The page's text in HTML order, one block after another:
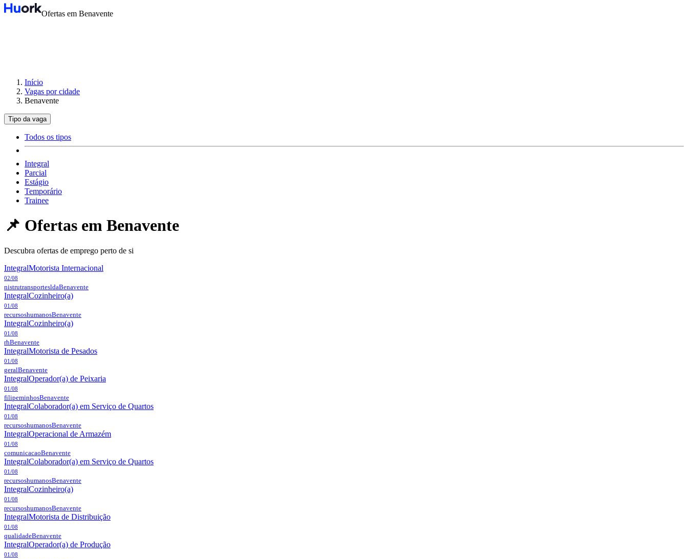
Ofertas em Benavente
Início
Vagas por cidade
Benavente
Tipo da vaga
Todos os tipos
Integral
Parcial
Estágio
Temporário
Trainee
📌 Ofertas em Benavente
Descubra ofertas de emprego perto de si
IntegralMotorista Internacional
02/08
nistrutransportesldaBenavente
IntegralCozinheiro(a)
01/08
recursoshumanosBenavente
IntegralCozinheiro(a)
01/08
rhBenavente
IntegralMotorista de Pesados
01/08
geralBenavente
IntegralOperador(a) de Peixaria
01/08
filipeminhosBenavente
IntegralColaborador(a) em Serviço de Quartos
01/08
recursoshumanosBenavente
IntegralOperacional de Armazém
01/08
comunicacaoBenavente
IntegralColaborador(a) em Serviço de Quartos
01/08
recursoshumanosBenavente
IntegralCozinheiro(a)
01/08
recursoshumanosBenavente
IntegralMotorista de Distribuição
01/08
qualidadeBenavente
IntegralOperador(a) de Produção
01/08